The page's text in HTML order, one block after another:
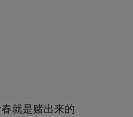
就是赌出来的